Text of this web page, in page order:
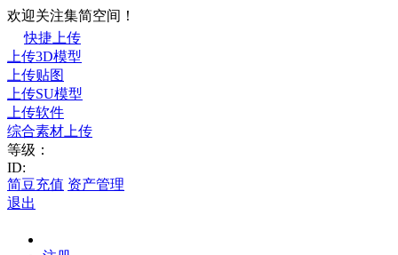
欢迎关注集简空间！
快捷上传
上传3D模型
上传贴图
上传SU模型
上传软件
综合素材上传
等级：
ID:
简豆充值 资产管理
退出